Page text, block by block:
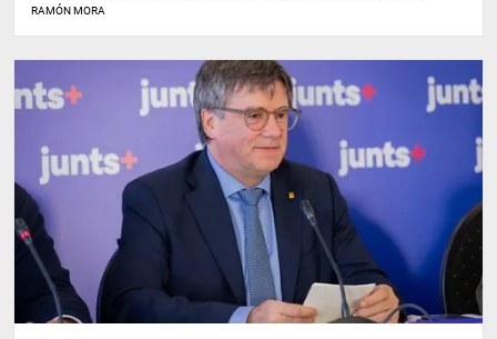
RAMÓN MORA